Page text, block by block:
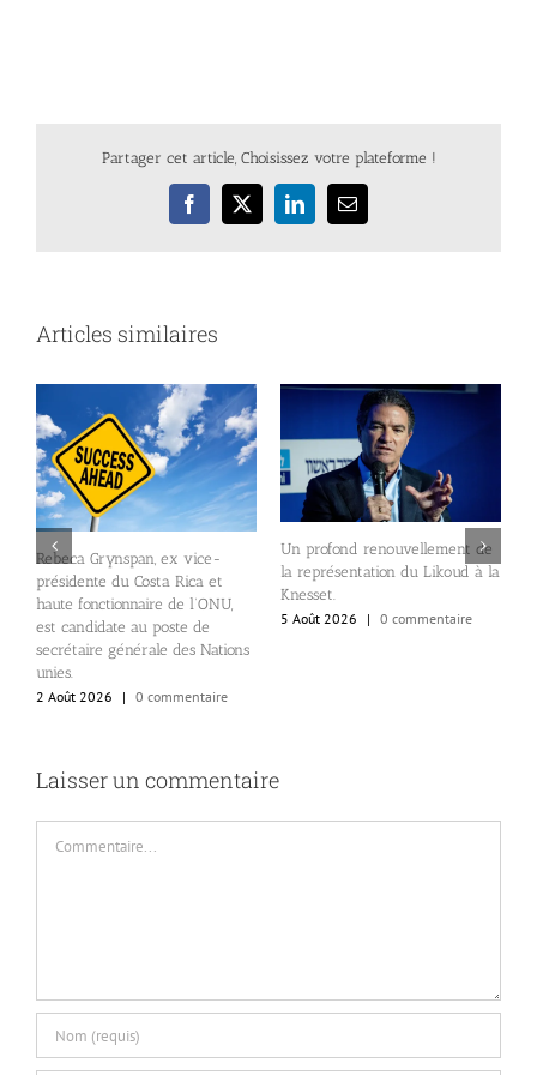
Partager cet article, Choisissez votre plateforme !
Facebook
X LinkedInEmail
Articles similaires
Rebeca Grynspan, ex vice-
présidente du Costa Rica et
haute fonctionnaire de l’ONU,
est candidate au poste de
secrétaire générale des Nations
unies.
2 Août 2026
| 0 commentaire
Un profond renouvellement de
la représentation du Likoud à la
Knesset.
5 Août 2026
| 0 commentaire
Laisser un commentaire